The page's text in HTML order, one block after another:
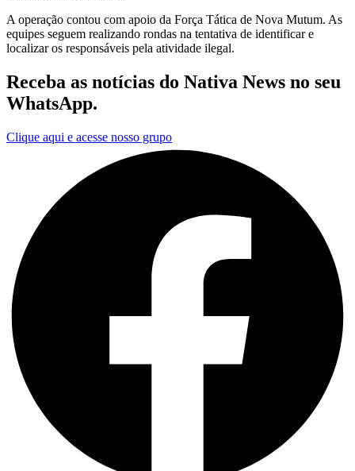
A operação contou com apoio da Força Tática de Nova Mutum. As
equipes seguem realizando rondas na tentativa de identificar e
localizar os responsáveis pela atividade ilegal.
Receba as notícias do Nativa News no seu
WhatsApp.
Clique aqui e acesse nosso grupo